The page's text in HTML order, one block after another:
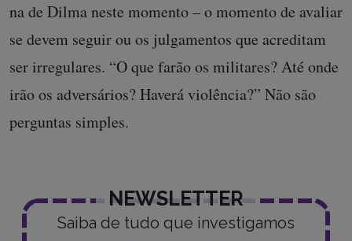
na de Dilma neste momento – o momento de avaliar
se devem seguir ou os julgamentos que acreditam
ser irregulares. “O que farão os militares? Até onde
irão os adversários? Haverá violência?” Não são
perguntas simples.
NEWSLETTER
Saiba de tudo que investigamos